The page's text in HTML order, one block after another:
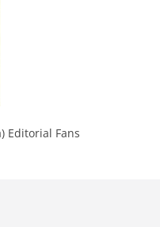
Editorial Fans